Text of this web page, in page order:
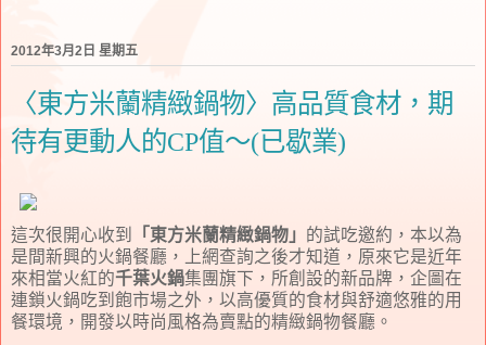
2012年3月2日 星期五
〈東方米蘭精緻鍋物〉高品質食材，期
待有更動人的CP值～(已歇業)
這次很開心收到 「東方米蘭精緻鍋物」 的試吃邀約，本以為
是間新興的火鍋餐廳，上網查詢之後才知道，原來它是近年
來相當火紅的千葉火鍋集團旗下，所創設的新品牌，企圖在
連鎖火鍋吃到飽市場之外，以高優質的食材與舒適悠雅的用
餐環境，開發以時尚風格為賣點的精緻鍋物餐廳。